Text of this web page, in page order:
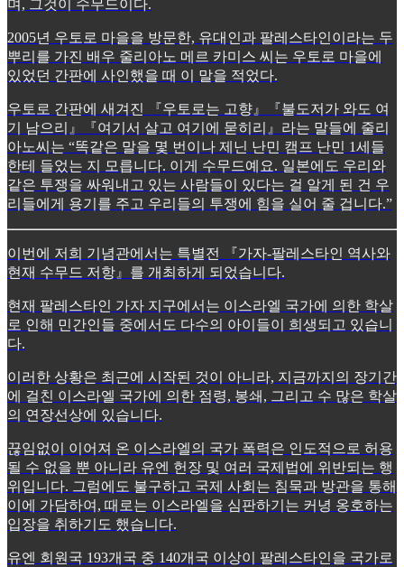
며, 그것이 수무드이다.
2005년 우토로 마을을 방문한, 유대인과 팔레스타인이라는 두
뿌리를 가진 배우 줄리아노 메르 카미스 씨는 우토로 마을에
있었던 간판에 사인했을 때 이 말을 적었다.
우토로 간판에 새겨진 『우토로는 고향』『불도저가 와도 여
기 남으리』『여기서 살고 여기에 묻히리』라는 말들에 줄리
아노씨는 “똑같은 말을 몇 번이나 제닌 난민 캠프 난민 1세들
한테 들었는 지 모릅니다. 이게 수무드예요. 일본에도 우리와
같은 투쟁을 싸워내고 있는 사람들이 있다는 걸 알게 된 건 우
리들에게 용기를 주고 우리들의 투쟁에 힘을 실어 줄 겁니다.”
이번에 저희 기념관에서는 특별전 『가자-팔레스타인 역사와
현재 수무드 저항』를 개최하게 되었습니다.
현재 팔레스타인 가자 지구에서는 이스라엘 국가에 의한 학살
로 인해 민간인들 중에서도 다수의 아이들이 희생되고 있습니
다.
이러한 상황은 최근에 시작된 것이 아니라, 지금까지의 장기간
에 걸친 이스라엘 국가에 의한 점령, 봉쇄, 그리고 수 많은 학살
의 연장선상에 있습니다.
끊임없이 이어져 온 이스라엘의 국가 폭력은 인도적으로 허용
될 수 없을 뿐 아니라 유엔 헌장 및 여러 국제법에 위반되는 행
위입니다. 그럼에도 불구하고 국제 사회는 침묵과 방관을 통해
이에 가담하여, 때로는 이스라엘을 심판하기는 커녕 옹호하는
입장을 취하기도 했습니다.
유엔 회원국 193개국 중 140개국 이상이 팔레스타인을 국가로